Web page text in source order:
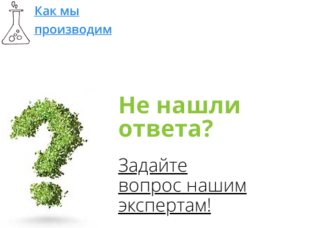
Как мы
производим
Не нашли
ответа?
Задайте
вопрос нашим
экспертам!